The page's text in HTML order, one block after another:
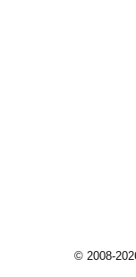
© 2008-